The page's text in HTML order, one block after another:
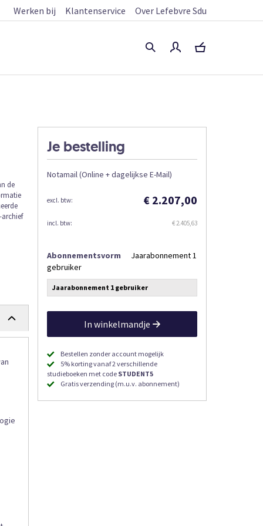
Werken bij Klantenservice Over Lefebvre Sdu
Je bestelling
Notamail (Online + dagelijkse E-Mail)
€ 2.207,00
€ 2.405,63
Abonnementsvorm
Jaarabonnement 1
gebruiker
Jaarabonnement 1 gebruiker
In winkelmandje
Bestellen zonder account mogelijk
5% korting vanaf 2 verschillende
studieboeken met code STUDENT5
Gratis verzending (m.u.v. abonnement)
de